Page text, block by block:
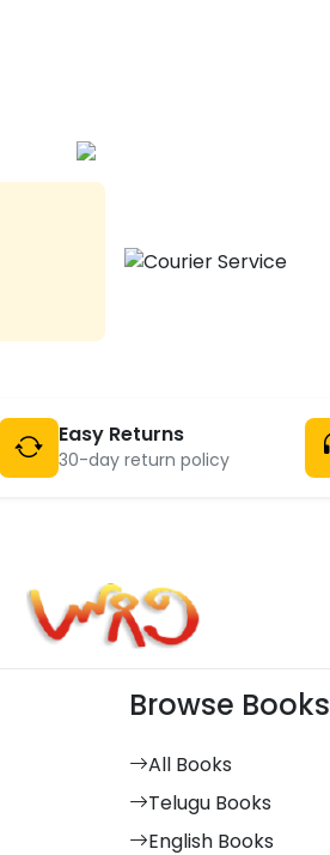
Easy Returns
30-day return policy
Browse Books
All Books
Telugu Books
English Books